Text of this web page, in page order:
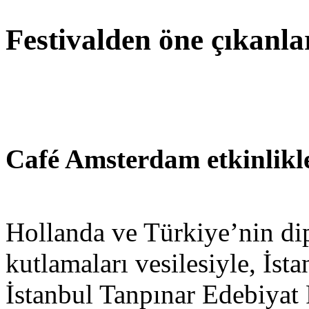
Festivalden öne
Café Amsterdam
Hollanda ve Türkiye’nin
kutlamaları vesilesiyle,
İstanbul Tanpınar